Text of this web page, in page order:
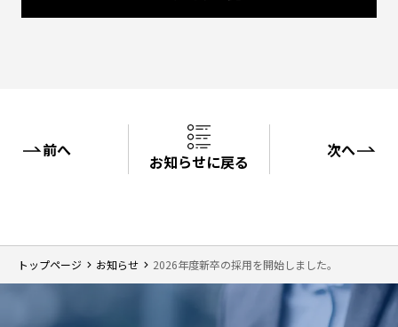
トップページ お知らせ 2026年度新卒の採用を開始しました。
前へ
お知らせに戻る
次へ